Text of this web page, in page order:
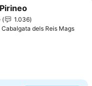
aos favoritos
1.036
Cabalgata dels Reis Mags